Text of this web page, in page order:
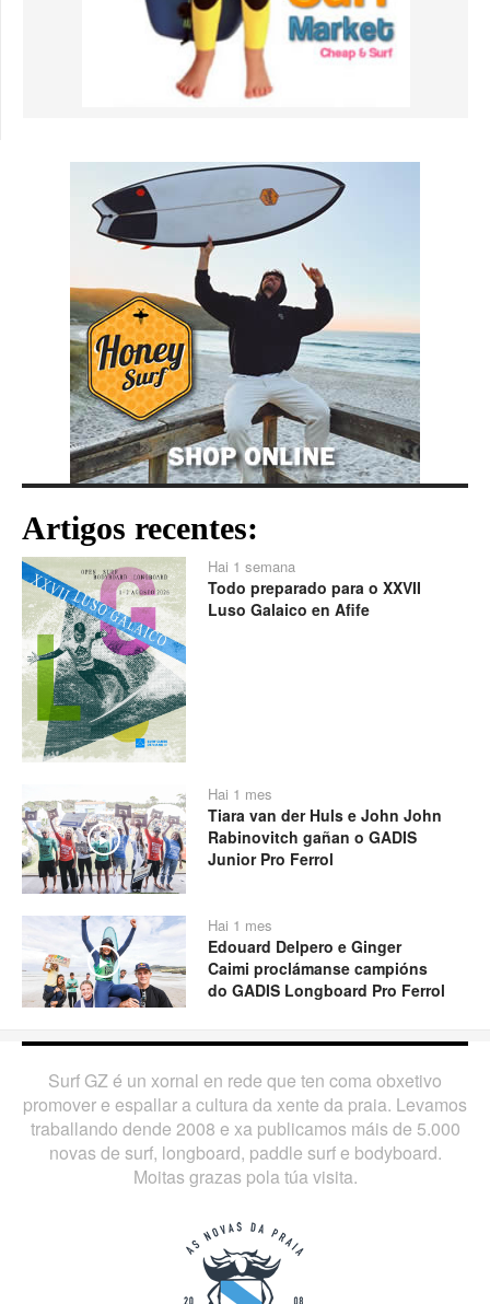
Artigos recentes:
Hai 1 semana
Todo preparado para o XXVII
Luso Galaico en Afife
Play
Hai 1 mes
Tiara van der Huls e John John
Rabinovitch gañan o GADIS
Junior Pro Ferrol
Play
Hai 1 mes
Edouard Delpero e Ginger
Caimi proclámanse campións
do GADIS Longboard Pro Ferrol
Surf GZ é un xornal en rede que ten coma obxetivo
promover e espallar a cultura da xente da praia. Levamos
traballando dende 2008 e xa publicamos máis de 5.000
novas de surf, longboard, paddle surf e bodyboard.
Moitas grazas pola túa visita.